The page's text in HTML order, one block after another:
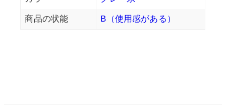
商品の状能 B（使用感がある）